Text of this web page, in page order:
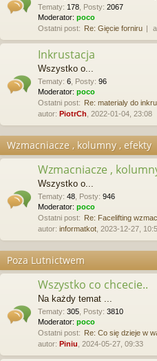
Tematy: 178 Posty: 2067
Moderator: poco
Ostatni post: Re: Gięcie forniru
Inkrustacja
Wszystko o...
Tematy: 6 Posty: 96
Moderator: poco
Ostatni post: Re: materialy do
autor: PiotrCh , 2022-01-04, 23:08
Wzmacniacze , kolumny , efekty
Wzmacniacze ,
Wszystko o...
Tematy: 48 Posty: 946
Moderator: poco
Ostatni post: Re: Facelifting
autor: informatkot , 2023-12-27,
Poza Lutnictwem
Wszystko co chcecie..
Na każdy temat ...
Tematy: 305 Posty: 3810
Moderator: poco
Ostatni post: Re: Co się dzieje w
autor: Piniu , 2024-05-27, 09:33